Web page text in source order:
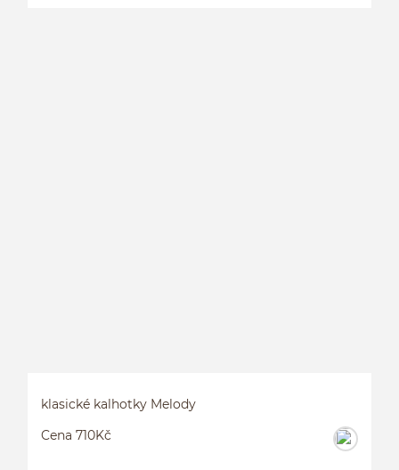
klasické kalhotky Melody
Cena 710Kč